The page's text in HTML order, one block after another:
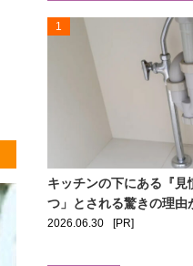
1
キッチンの下にある『
つ」とされる驚きの理由
2026.06.30 [PR]